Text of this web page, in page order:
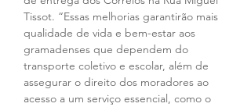
Tissot. “Essas melhorias garantirão mais
qualidade de vida e bem-estar aos
gramadenses que dependem do
transporte coletivo e escolar, além de
assegurar o direito dos moradores ao
acesso a um serviço essencial, como o